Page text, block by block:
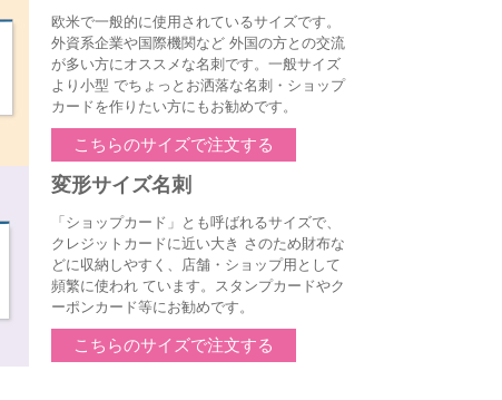
欧米で一般的に使用されているサイズです。
外資系企業や国際機関など 外国の方との交流
が多い方にオススメな名刺です。一般サイズ
より小型 でちょっとお洒落な名刺・ショップ
カードを作りたい方にもお勧めです。
こちらのサイズで注文する
変形サイズ名刺
「ショップカード」とも呼ばれるサイズで、
クレジットカードに近い大き さのため財布な
どに収納しやすく、店舗・ショップ用として
頻繁に使われ ています。スタンプカードやク
ーポンカード等にお勧めです。
こちらのサイズで注文する